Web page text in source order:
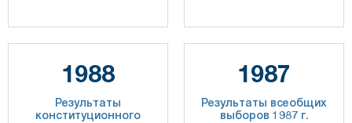
1988
Результаты
конституционного
1987
Результаты всеобщих
выборов 1987 г.